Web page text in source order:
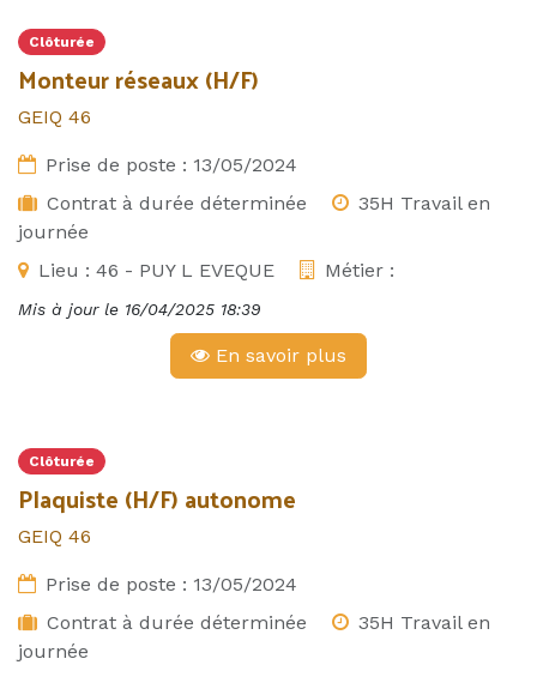
Clôturée
Monteur réseaux (H/F)
GEIQ 46
Prise de poste : 13/05/2024
Contrat à durée déterminée
35H Travail en
journée
Lieu : 46 - PUY L EVEQUE Métier :
Mis à jour le 16/04/2025 18:39
En savoir plus
Clôturée
Plaquiste (H/F) autonome
GEIQ 46
Prise de poste : 13/05/2024
Contrat à durée déterminée
35H Travail en
journée